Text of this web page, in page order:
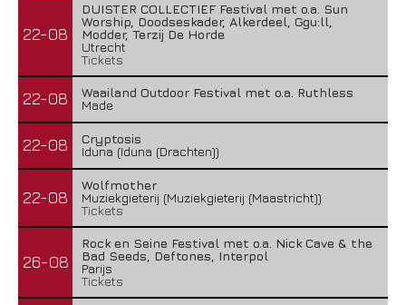
22-08
DUISTER COLLECTIEF Festival met o.a. Sun
Worship, Doodseskader, Alkerdeel, Ggu:ll,
Modder, Terzij De Horde
Utrecht
Tickets
22-08
Waailand Outdoor Festival met o.a. Ruthless
Made
22-08
Cryptosis
Iduna (Iduna (Drachten))
22-08
Wolfmother
Muziekgieterij (Muziekgieterij (Maastricht))
Tickets
26-08
Rock en Seine Festival met o.a. Nick Cave & the
Bad Seeds, Deftones, Interpol
Parijs
Tickets